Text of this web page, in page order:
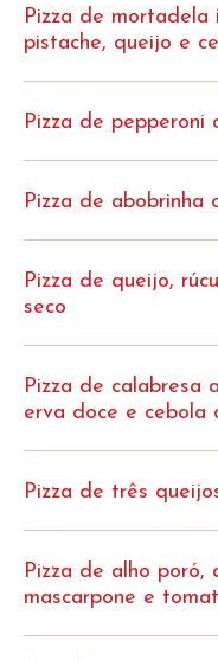
Pizza de mortadela
pistache, queijo e
Pizza de pepperoni
Pizza de abobrinha
Pizza de queijo,
seco
Pizza de calabresa
erva doce e cebola
Pizza de três
Pizza de alho poró,
mascarpone e